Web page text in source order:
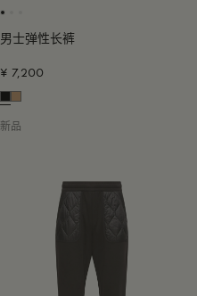
男士弹性长裤
¥ 7,200
新品